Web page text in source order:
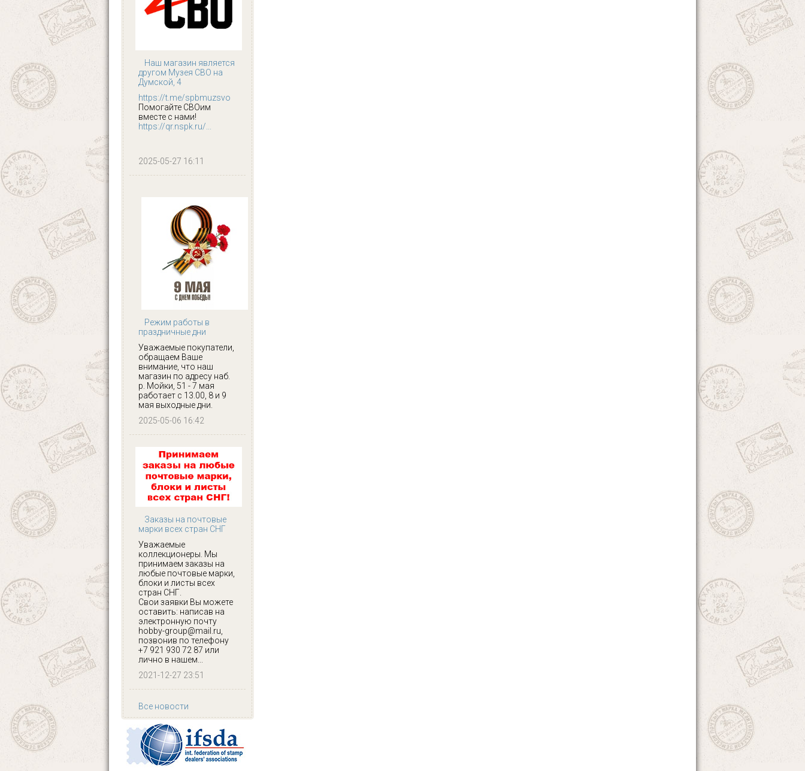
Наш магазин является
другом Музея СВО на
Думской, 4
https://t.me/spbmuzsvo
Помогайте СВОим
вместе с нами!
https://qr.nspk.ru/...
2025-05-27 16:11
Режим работы в
праздничные дни
Уважаемые покупатели,
обращаем Ваше
внимание, что наш
магазин по адресу наб.
р. Мойки, 51 - 7 мая
работает с 13.00, 8 и 9
мая выходные дни.
2025-05-06 16:42
Заказы на почтовые
марки всех стран СНГ
Уважаемые
коллекционеры. Мы
принимаем заказы на
любые почтовые марки,
блоки и листы всех
стран СНГ.
Свои заявки Вы можете
оставить: написав на
электронную почту
hobby-group@mail.ru,
позвонив по телефону
+7 921 930 72 87 или
лично в нашем...
2021-12-27 23:51
Все новости